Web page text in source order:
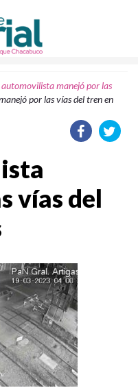
automovilista manejó por las
por las vías del tren en
vías del